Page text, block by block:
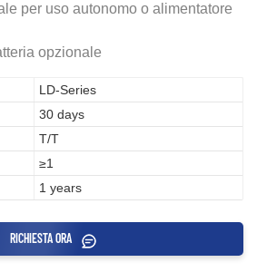
per uso autonomo o alimentatore
opzionale
LD-Series
30 days
T/T
≥1
1 years
RICHIESTA ORA